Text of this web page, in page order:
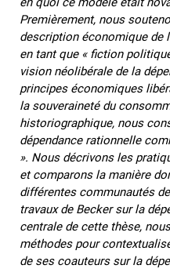
Premièrement, nous
description économique de
en tant que « fiction
vision néolibérale de la
principes économiques
la souveraineté du
historiographique, nous
dépendance rationnelle
». Nous décrivons les
et comparons la manière
différentes communautés
travaux de Becker sur la
centrale de cette thèse,
méthodes pour
de ses coauteurs sur la